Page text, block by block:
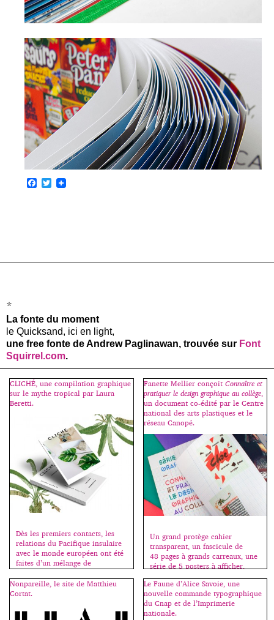
F T
w
*
La fonte du moment
le Quicksand, ici en light,
une free fonte de Andrew Paglinawan, trouvée sur Font
Squirrel.com.
CLICHÉ, une compilation graphique
sur le mythe tropical par Laura
Beretti.
Dès les premiers contacts, les
relations du Pacifique insulaire
avec le monde européen ont été
faites d’un mélange de
fascination et de méfiance. Les
mythes, noirs ou blancs,
circulaient, mais s’il était une
souvent aux images véhiculées
Fanette Mellier conçoit Connaître et
pratiquer le design graphique au collège,
un document co-édité par le Centre
national des arts plastiques et le
réseau Canopé.
Un grand protège cahier
transparent, un fascicule de
48 pages à grands carreaux, une
série de 5 posters à afficher,
collège ! Fanette Mellier invente
la madeleine qui nous renvoie à
nos premières émotions
graphiques, souvent liées à
Nonpareille, le site de Matthieu
Cortat.
Le Faune d’Alice Savoie, une
nouvelle commande typographique
du Cnap et de l’Imprimerie
nationale.